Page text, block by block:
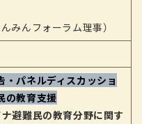
みんフォーラム理事）
パネルディスカッショ
の教育支援
避難民の教育分野に関す